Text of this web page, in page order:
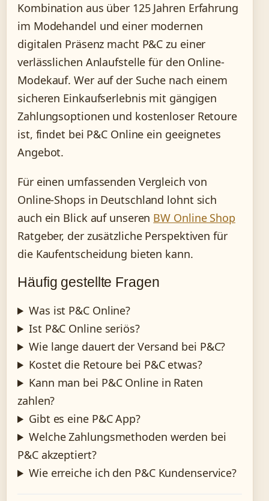
Kombination aus über 125 Jahren Erfahrung
im Modehandel und einer modernen
digitalen Präsenz macht P&C zu einer
verlässlichen Anlaufstelle für den Online-
Modekauf. Wer auf der Suche nach einem
sicheren Einkaufserlebnis mit gängigen
Zahlungsoptionen und kostenloser Retoure
ist, findet bei P&C Online ein geeignetes
Angebot.
Für einen umfassenden Vergleich von
Online-Shops in Deutschland lohnt sich
auch ein Blick auf unseren BW Online Shop
Ratgeber, der zusätzliche Perspektiven für
die Kaufentscheidung bieten kann.
Häufig gestellte Fragen
Was ist P&C Online?
Ist P&C Online seriös?
Wie lange dauert der Versand bei P&C?
Kostet die Retoure bei P&C etwas?
Kann man bei P&C Online in Raten
zahlen?
Gibt es eine P&C App?
Welche Zahlungsmethoden werden bei
P&C akzeptiert?
Wie erreiche ich den P&C Kundenservice?